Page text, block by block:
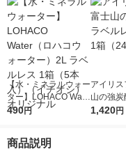
【水・ミネラルウォー
ター】LOHACO Wate
r（ロハコウォータ
シ） オリジナル
490円
アイリ
山の強炭
レス
1,420円
商品説明